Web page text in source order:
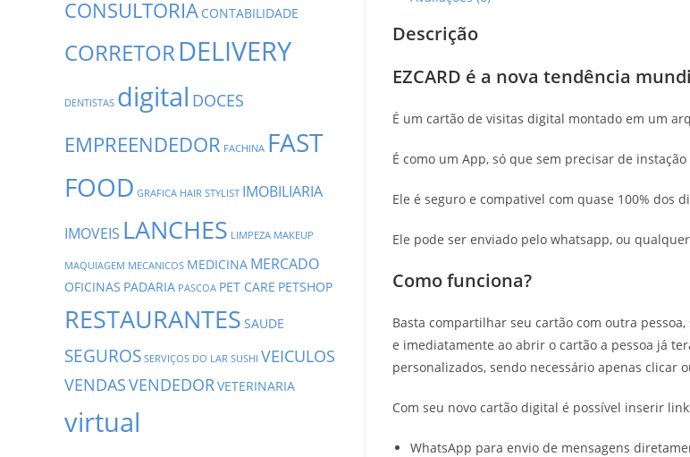
Descrição
EZCARD é a nova tendência
É um cartão de visitas digital montado em um
É como um App, só que sem precisar de
Ele é seguro e compativel com quase 100% dos
Ele pode ser enviado pelo whatsapp, ou
Como funciona?
Basta compartilhar seu cartão com outra
e imediatamente ao abrir o cartão a pessoa já
personalizados, sendo necessário apenas clicar
Com seu novo cartão digital é possível inserir
WhatsApp para envio de mensagens
CONSULTORIA CONTABILIDADE
CORRETORDELIVERY
DENTISTAS digital DOCES
EMPREENDEDOR FACHINA FAST
FOOD GRAFICA HAIR STYLIST IMOBILIARIA
IMOVEIS LANCHES LIMPEZA MAKEUP
MAQUIAGEM MECANICOS MEDICINA MERCADO
OFICINAS PADARIA PASCOA PET CARE PETSHOP
RESTAURANTES SAUDE
SEGUROS SERVIÇOS DO LAR SUSHI VEICULOS
VENDASVENDEDORVETERINARIA
virtual